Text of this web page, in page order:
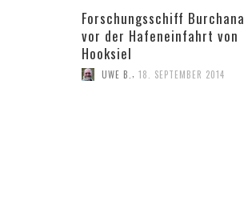
Forschungsschiff Burchana
vor der Hafeneinfahrt von
Hooksiel
UWE B. , 18. SEPTEMBER 2014